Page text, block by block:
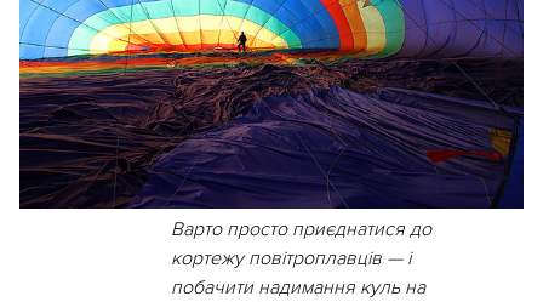
Варто просто приєднатися до
кортежу повітроплавців — і
побачити надимання куль на